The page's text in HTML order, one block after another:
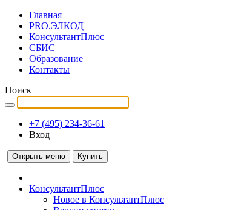
Главная
PRO.ЭЛКОД
КонсультантПлюс
СБИС
Образование
Контакты
Поиск
+7 (495) 234-36-61
Вход
Открыть меню Купить
КонсультантПлюс
Новое в КонсультантПлюс